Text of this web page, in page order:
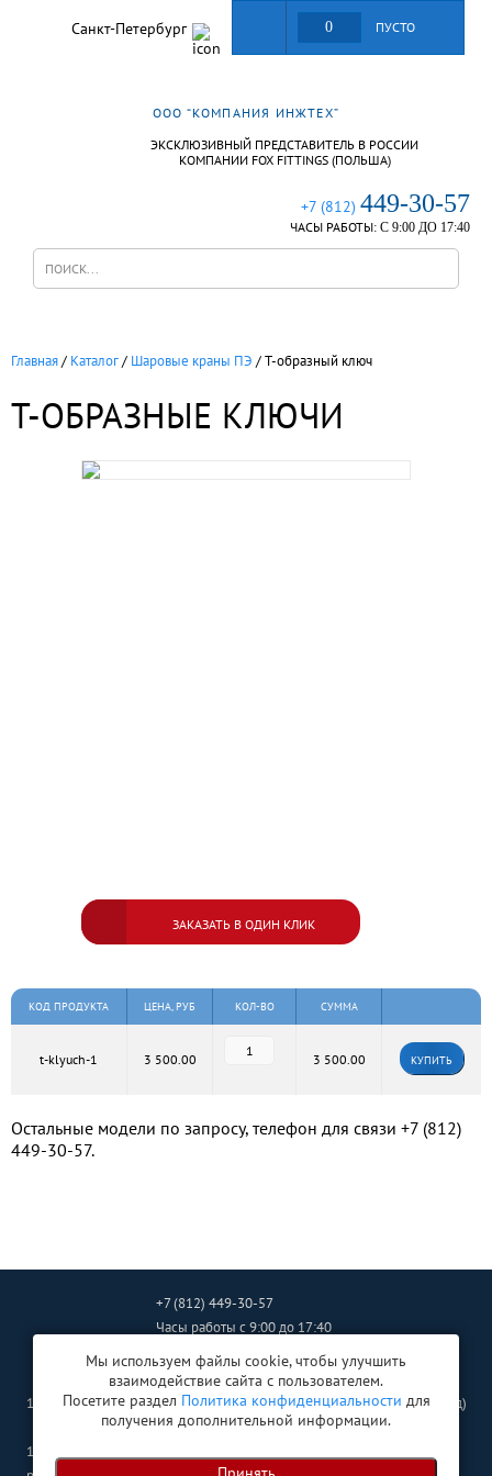
Санкт-Петербург 0 ПУСТО
ООО “КОМПАНИЯ ИНЖТЕХ”
ЭКСКЛЮЗИВНЫЙ ПРЕДСТАВИТЕЛЬ В РОССИИ
КОМПАНИИ FOX FITTINGS (ПОЛЬША)
+7 (812) 449-30-57
ЧАСЫ РАБОТЫ: С 9:00 ДО 17:40
Главная/ Каталог/ Шаровые краны ПЭ /Т-образный ключ
Т-ОБРАЗНЫЕ КЛЮЧИ
ЗАКАЗАТЬ В ОДИН КЛИК
КОД ПРОДУКТА ЦЕНА, РУБ КОЛ-ВО СУММА
t-klyuch-1 3 500.00 3 500.00 КУПИТЬ
Остальные модели по запросу, телефон для связи +7 (812)
449-30-57.
+7 (812) 449-30-57
Часы работы с 9:00 до 17:40
ingtehcompany2011@mail.ru
192102, г.Санкт-Петербург,ул. Салова дом 53, к. 1, оф. 27 (офис и склад)
140060
Мы используем файлы cookie, чтобы улучшить
взаимодействие сайта с пользователем.
Посетите раздел Политика конфиденциальности для
получения дополнительной информации.